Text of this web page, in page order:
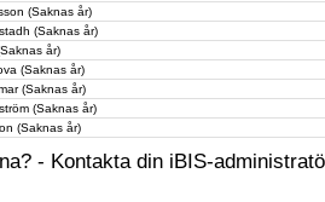
(Saknas år)
(Saknas år)
år)
(Saknas år)
(Saknas år)
(Saknas år)
(Saknas år)
- Kontakta din iBIS-